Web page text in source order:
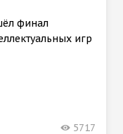
финал
игр
5717